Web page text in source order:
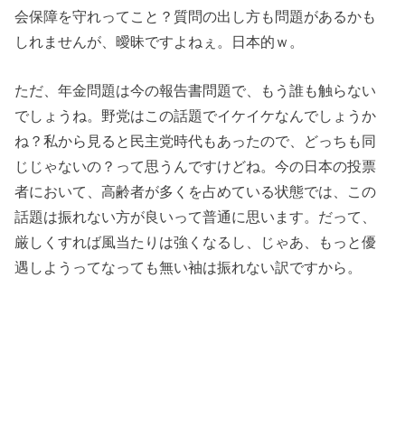
会保障を守れってこと？質問の出し方も問題があるかも
しれませんが、曖昧ですよねぇ。日本的ｗ。
ただ、年金問題は今の報告書問題で、もう誰も触らない
でしょうね。野党はこの話題でイケイケなんでしょうか
ね？私から見ると民主党時代もあったので、どっちも同
じじゃないの？って思うんですけどね。今の日本の投票
者において、高齢者が多くを占めている状態では、この
話題は振れない方が良いって普通に思います。だって、
厳しくすれば風当たりは強くなるし、じゃあ、もっと優
遇しようってなっても無い袖は振れない訳ですから。